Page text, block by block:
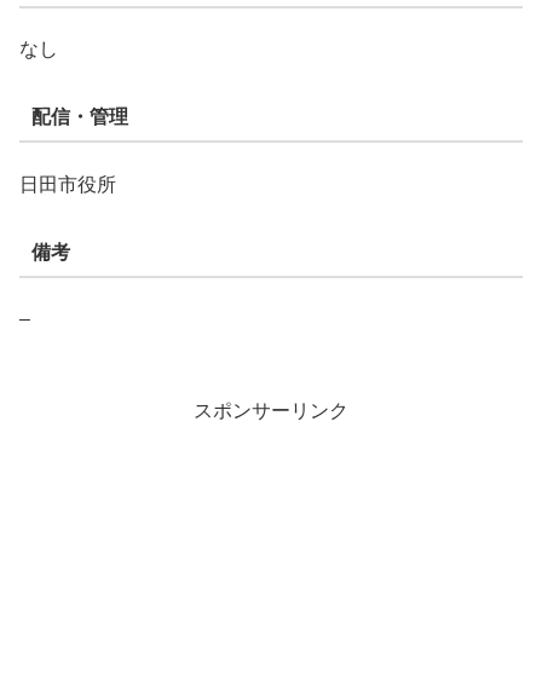
なし
配信・管理
日田市役所
備考
–
スポンサーリンク